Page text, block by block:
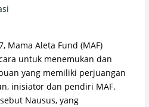
Mama Aleta Fund (MAF)
untuk menemukan dan
yang memiliki perjuangan
inisiator dan pendiri MAF.
Nausus, yang